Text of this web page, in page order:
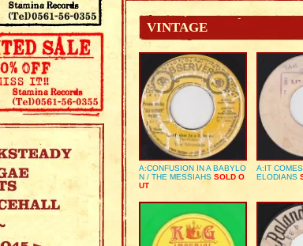
VINTAGE
A:CONFUSION IN A BABYLO
N / THE MESSIAHS SOLD O
UT
A:IT
ELODIANS